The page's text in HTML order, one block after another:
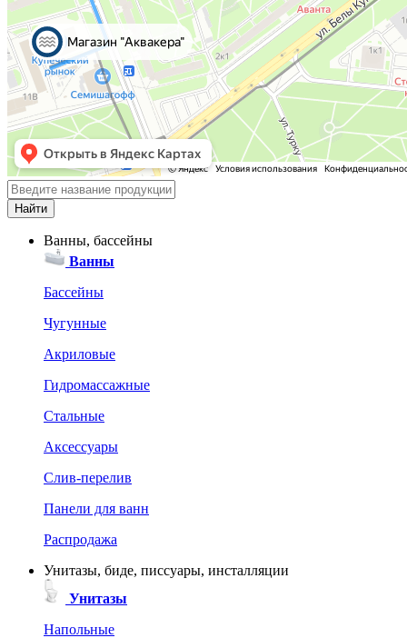
Ванны, бассейны
Ванны
Бассейны
Чугунные
Акриловые
Гидромассажные
Стальные
Аксессуары
Слив-перелив
Панели для ванн
Распродажа
Унитазы, биде, писсуары, инсталляции
Унитазы
Напольные